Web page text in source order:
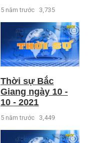
5 năm trước 3,735
Thời sự Bắc
Giang ngày 10 -
10 - 2021
5 năm trước 3,449